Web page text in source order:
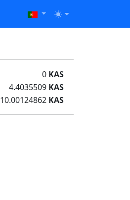
0 KAS
4.4035509 KAS
10.00124862 KAS